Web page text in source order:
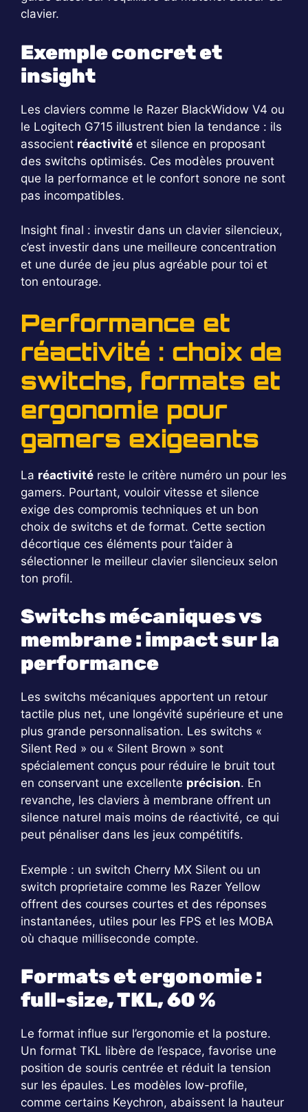
clavier.
Exemple concret et
insight
Les claviers comme le Razer BlackWidow V4 ou
le Logitech G715 illustrent bien la tendance : ils
associent réactivité et silence en proposant
des switchs optimisés. Ces modèles prouvent
que la performance et le confort sonore ne sont
pas incompatibles.
Insight final : investir dans un clavier silencieux,
c’est investir dans une meilleure concentration
et une durée de jeu plus agréable pour toi et
ton entourage.
Performance et
réactivité : choix de
switchs, formats et
ergonomie pour
gamers exigeants
La réactivité reste le critère numéro un pour les
gamers. Pourtant, vouloir vitesse et silence
exige des compromis techniques et un bon
choix de switchs et de format. Cette section
décortique ces éléments pour t’aider à
sélectionner le meilleur clavier silencieux selon
ton profil.
Switchs mécaniques vs
membrane : impact sur la
performance
Les switchs mécaniques apportent un retour
tactile plus net, une longévité supérieure et une
plus grande personnalisation. Les switchs «
Silent Red » ou « Silent Brown » sont
spécialement conçus pour réduire le bruit tout
en conservant une excellente précision. En
revanche, les claviers à membrane offrent un
silence naturel mais moins de réactivité, ce qui
peut pénaliser dans les jeux compétitifs.
Exemple : un switch Cherry MX Silent ou un
switch proprietaire comme les Razer Yellow
offrent des courses courtes et des réponses
instantanées, utiles pour les FPS et les MOBA
où chaque milliseconde compte.
Formats et ergonomie :
full-size, TKL, 60 %
Le format influe sur l’ergonomie et la posture.
Un format TKL libère de l’espace, favorise une
position de souris centrée et réduit la tension
sur les épaules. Les modèles low-profile,
comme certains Keychron, abaissent la hauteur